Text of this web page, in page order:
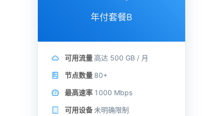
年付套餐B
可用流量高达500 GB / 月
节点数量 80+
最高速率 1000 Mbps
可用设备 未明确限制